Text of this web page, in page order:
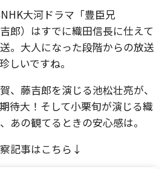
大河ドラマ「豊臣兄
郎）はすでに織田信長に仕えて
。大人になった段階からの放送
しいですね。
、藤吉郎を演じる池松壮亮が、
待大！そして小栗旬が演じる織
あの観てるときの安心感は。
記事はこちら↓